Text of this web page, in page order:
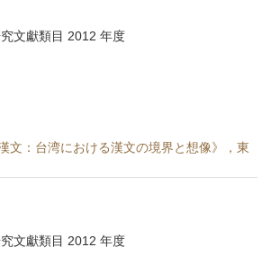
文獻類目 2012 年度
文：台湾における漢文の境界と想像》，東
文獻類目 2012 年度